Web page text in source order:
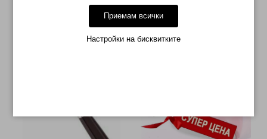
СВЪРЗАНИ ПРОДУКТИ
Приемам всички
Настройки на бисквитките